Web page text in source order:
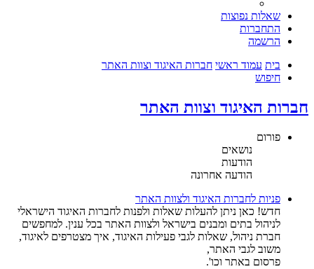
שאלות נפוצות
התחברות
הרשמה
בית עמוד ראשי חברות האיגוד וצוות האתר
חיפוש
חברות האיגוד וצוות האתר
פורום
נושאים
הודעות
הודעה אחרונה
פניות לחברות האיגוד ולצוות האתר
חדש! כאן ניתן להעלות שאלות ולפנות לחברות האיגוד הישראלי
לניהול בתים ומבנים בישראל ולצוות האתר בכל ענין. למחפשים
חברת ניהול, שאלות לגבי פעילות האיגוד, איך מצטרפים לאיגוד,
משוב לגבי האתר,
פרסום באתר וכו'.